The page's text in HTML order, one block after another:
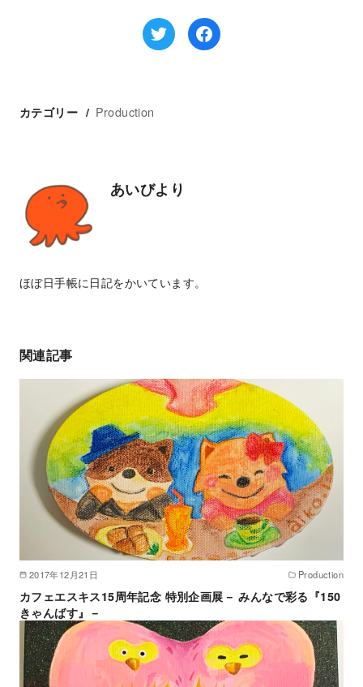
カテゴリー Production
あいびより
ほぼ日手帳に日記をかいています。
関連記事
2017年12月21日 Production
カフェエスキス15周年記念 特別企画展－ みんなで彩る『150
きゃんばす』－